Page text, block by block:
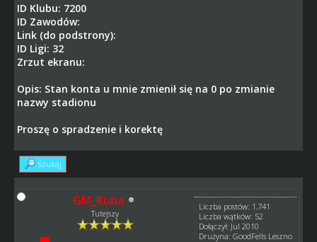
ID Klubu: 7200
ID Zawodów:
Link (do podstrony):
ID Ligi: 32
Zrzut ekranu:
Opis: Stan konta u mnie zmienił się na 0 po zmianie
nazwy stadionu
Proszę o spradzenie i korektę
Szukaj
GM_Kuba
Tutejszy
Liczba postów: 1,741
Liczba wątków: 52
Dołączył: Jul 2010
Drużyna: GoodFells Leszno